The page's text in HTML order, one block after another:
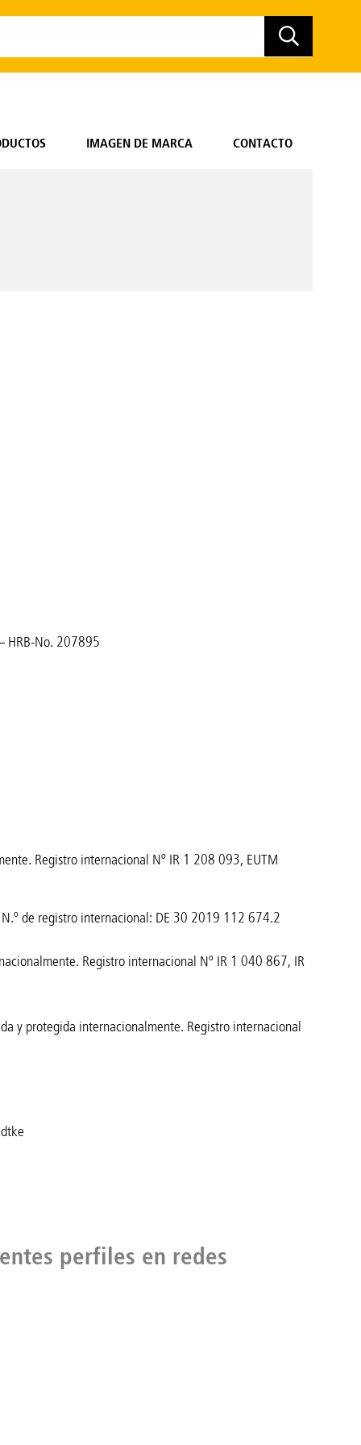
IMAGEN DE MARCA CONTACTO
HRB-No. 207895
Registro internacional Nº IR 1 208 093, EUTM
de registro internacional: DE 30 2019 112 674.2
Registro internacional Nº IR 1 040 867, IR
y protegida internacionalmente. Registro internacional
perfiles en redes